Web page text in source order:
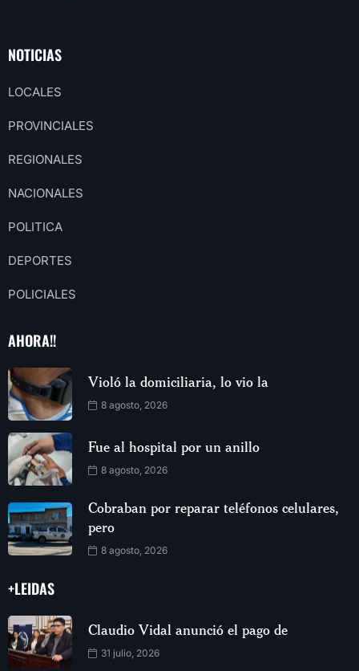
NOTICIAS
LOCALES
PROVINCIALES
REGIONALES
NACIONALES
POLITICA
DEPORTES
POLICIALES
AHORA!!
Violó la domiciliaria, lo vio la
8 agosto, 2026
Fue al hospital por un anillo
8 agosto, 2026
Cobraban por reparar teléfonos celulares,
pero
8 agosto, 2026
+LEIDAS
Claudio Vidal anunció el pago de
31 julio, 2026